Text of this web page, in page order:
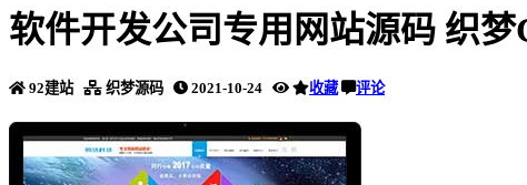
软件开发公司专用网站源码 织
92建站 织梦源码 2021-10-24 收藏 评论